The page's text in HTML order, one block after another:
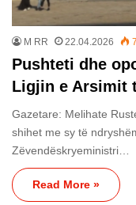
M RR 22.04.2026
Pushteti dhe
Ligjin e Arsimit
Gazetare: Melihate
shihet me sy të
Zëvendëskryeministri…
Read More »